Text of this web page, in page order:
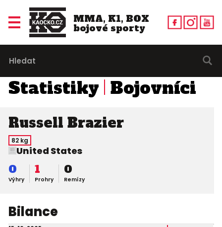
MMA, K1, BOX
bojové sporty
Statistiky Bojovníci
Russell Brazier
82 kg
United States
Výhry
0
Prohry
1
Remízy
0
Bilance